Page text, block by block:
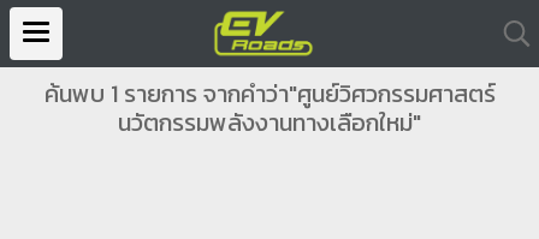
ค้นพบ 1 รายการ จากคำว่า"ศูนย์วิศวกรรมศาสตร์
นวัตกรรมพลังงานทางเลือกใหม่"